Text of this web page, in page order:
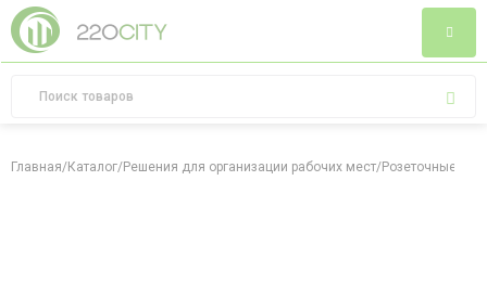
Главная/Каталог/Решения для организации рабочих мест/Розеточные